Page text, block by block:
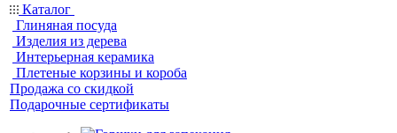
Каталог
Глиняная посуда
Изделия из дерева
Интерьерная керамика
Плетеные корзины и короба
Продажа со скидкой
Подарочные сертификаты